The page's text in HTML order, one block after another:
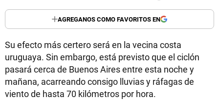
AGREGANOS COMO FAVORITOS EN
Su efecto más certero será en la vecina costa
uruguaya. Sin embargo, está previsto que el ciclón
pasará cerca de Buenos Aires entre esta noche y
mañana, acarreando consigo lluvias y ráfagas de
viento de hasta 70 kilómetros por hora.